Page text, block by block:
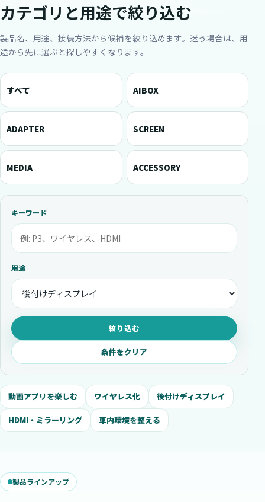
カテゴリと用途で絞り込む
製品名、用途、接続方法から候補を絞り込めます。迷う場合は、用
途から先に選ぶと探しやすくなります。
すべて AIBOX
ADAPTER SCREEN
MEDIA ACCESSORY
キーワード
用途
絞り込む
条件をクリア
動画アプリを楽しむ ワイヤレス化 後付けディスプレイ
HDMI・ミラーリング 車内環境を整える
製品ラインアップ